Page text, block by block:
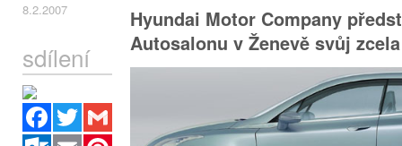
8.2.2007
sdílení
Facebook
Twitter
Outlook.com
Email
Pinterest
Hyundai Motor Company
Autosalonu v Ženevě svůj